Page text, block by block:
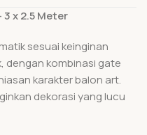
x 2.5 Meter
sesuai keinginan
dengan kombinasi gate
karakter balon art.
dekorasi yang lucu